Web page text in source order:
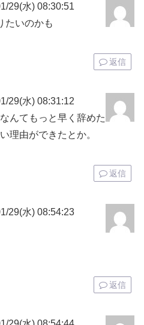
29(水) 08:30:51
たいのかも
返信
29(水) 08:31:12
んてもっと早く辞めた
理由ができたとか。
返信
29(水) 08:54:23
返信